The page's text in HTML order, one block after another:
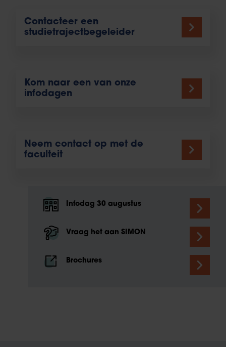
Contacteer een
studietrajectbegeleider
Kom naar een van onze
infodagen
Neem contact op met de
faculteit
Infodag 30 augustus
Vraag het aan SIMON
Brochures